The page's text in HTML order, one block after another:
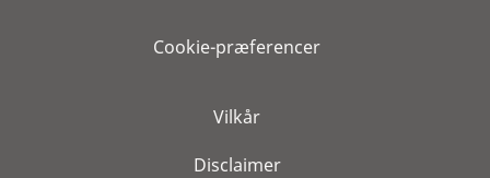
Cookie-præferencer
Vilkår
Disclaimer